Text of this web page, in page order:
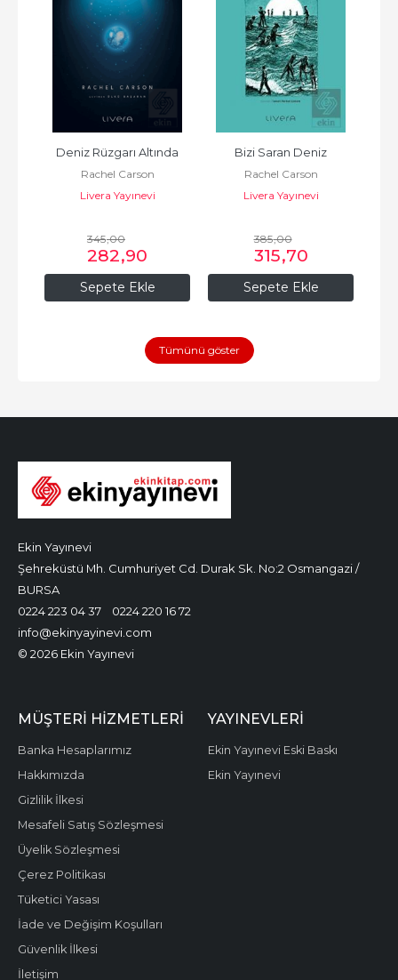
Sepete Ekle
Deniz Rüzgarı Altında
Rachel Carson
Livera Yayınevi
345,00
282,90
Sepete Ekle
Bizi Saran Deniz
Rachel Carson
Livera Yayınevi
385,00
315,70
Tümünü göster
Ekin Yayınevi
Şehreküstü Mh. Cumhuriyet Cd. Durak Sk. No:2 Osmangazi /
BURSA
0224 223 04 37
0224 220 16 72
info@ekinyayinevi.com
© 2026 Ekin Yayınevi
MÜŞTERI HIZMETLERI
Banka Hesaplarımız
Hakkımızda
Gizlilik İlkesi
Mesafeli Satış Sözleşmesi
Üyelik Sözleşmesi
Çerez Politikası
Tüketici Yasası
İade ve Değişim Koşulları
Güvenlik İlkesi
İletişim
YAYINEVLERI
Ekin Yayınevi Eski Baskı
Ekin Yayınevi